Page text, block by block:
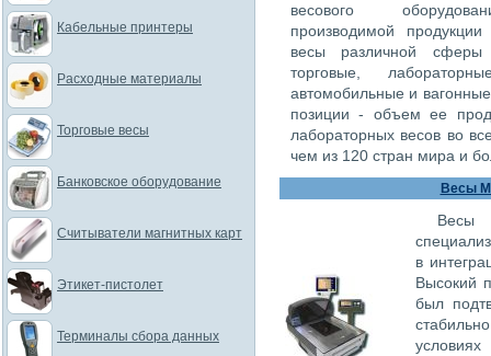
весового
производимой
весы различной
торговые,
автомобильные и
позиции - объем ее
лабораторных весов во
чем из 120 стран мира и
Весы
в
Высокий
был
Кабельные принтеры
Расходные материалы
Торговые весы
Банковское оборудование
Считыватели магнитных карт
Этикет-пистолет
Терминалы сбора данных